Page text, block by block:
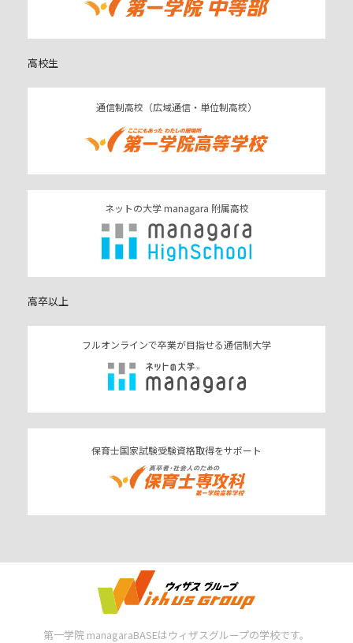
高校生
通信制高校（広域通信・単位制高校）
ネットの大学 managara 附属高校
高卒以上
フルオンラインで卒業が目指せる通信制大学
保育士国家試験受験資格取得をサポート
第一学院 managaraBASEはウィザスグループの学校です。